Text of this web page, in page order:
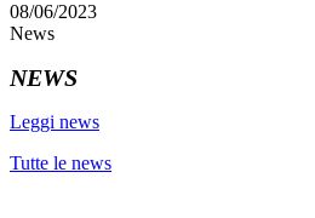
08/06/2023
News
NEWS
Leggi news
Tutte le news